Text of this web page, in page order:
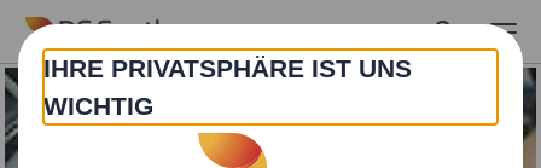
Skip to main content